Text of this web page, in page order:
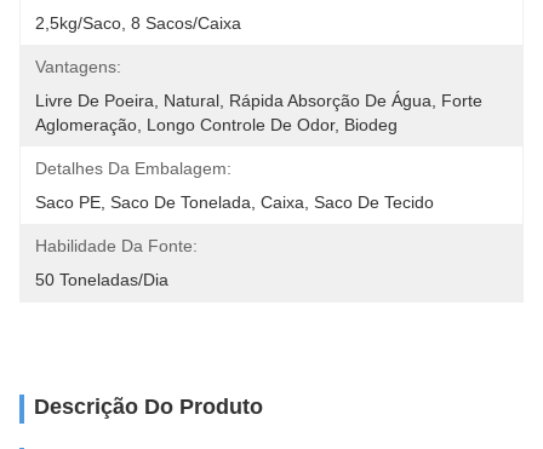
2,5kg/saco, 8 Sacos/caixa
Vantagens:
Livre De Poeira, Natural, Rápida Absorção De Água, Forte
Aglomeração, Longo Controle De Odor, Biodeg
Detalhes Da Embalagem:
Saco PE, Saco De Tonelada, Caixa, Saco De Tecido
Habilidade Da Fonte:
50 Toneladas/Dia
Descrição Do Produto